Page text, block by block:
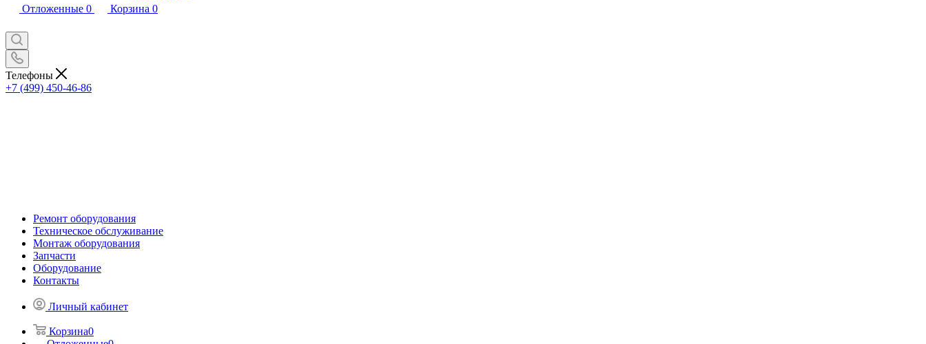
Отложенные 0 Корзина 0
Телефоны
+7 (499) 450-46-86
Ремонт оборудования
Техническое обслуживание
Монтаж оборудования
Запчасти
Оборудование
Контакты
Личный кабинет
Корзина0